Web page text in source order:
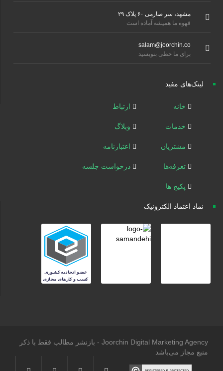
مشهد، سر صارمی ۶۰ پلاک ۲۹
قهوه ما همیشه آماده است
salam@joorchin.co
برای ما خطی بنویسید
لینک‌های مفید
خانه
خدمات
مشتریان
تعرفه‌ها
پکیج ها
ارتباط
وبلاگ
اعتبارنامه
درخواست جلسه
نماد اعتماد الکترونیک
Joorchin Digital Marketing Agency - بازنشر مطالب فقط با ذکر
منبع مجاز می‌باشد